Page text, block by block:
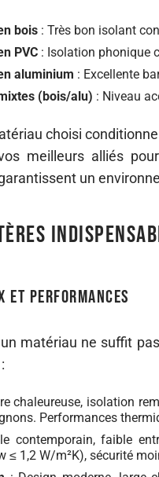
bois : Très bon isolant
PVC : Isolation phonique
aluminium : Excellente
(bois/alu) : Niveau
choisi
meilleurs alliés
un
et performances
un matériau ne suffit
chaleureuse, isolation
Performances
contemporain, faible
≤ 1,2 W/m²K), sécurité